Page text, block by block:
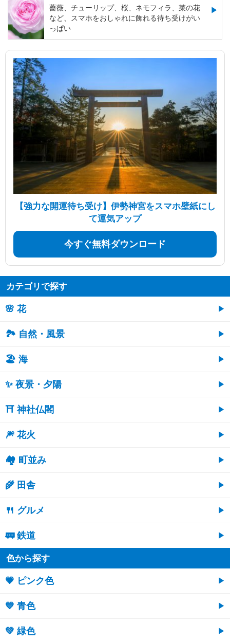
薔薇、チューリップ、桜、ネモフィラ、菜の花
など、スマホをおしゃれに飾れる待ち受けがい
っぱい
【強力な開運待ち受け】伊勢神宮をスマホ壁紙にし
て運気アップ
今すぐ無料ダウンロード
カテゴリで探す
🌸 花
🏞️ 自然・風景
🏖 海
✨ 夜景・夕陽
⛩ 神社仏閣
🎆 花火
🏘 町並み
🌾 田舎
🍴 グルメ
🚃 鉄道
色から探す
💗 ピンク色
💙 青色
💚 緑色